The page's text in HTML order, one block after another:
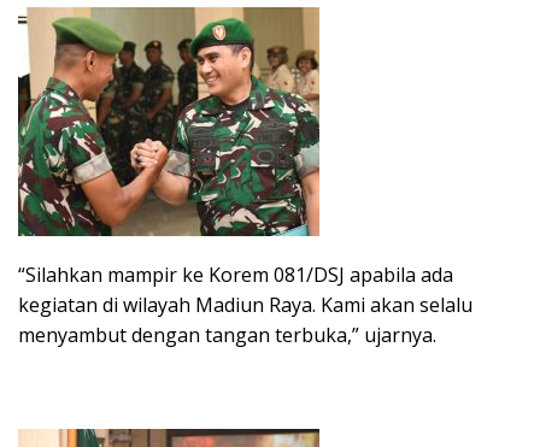
“Silahkan mampir ke Korem 081/DSJ apabila ada
kegiatan di wilayah Madiun Raya. Kami akan selalu
menyambut dengan tangan terbuka,” ujarnya.